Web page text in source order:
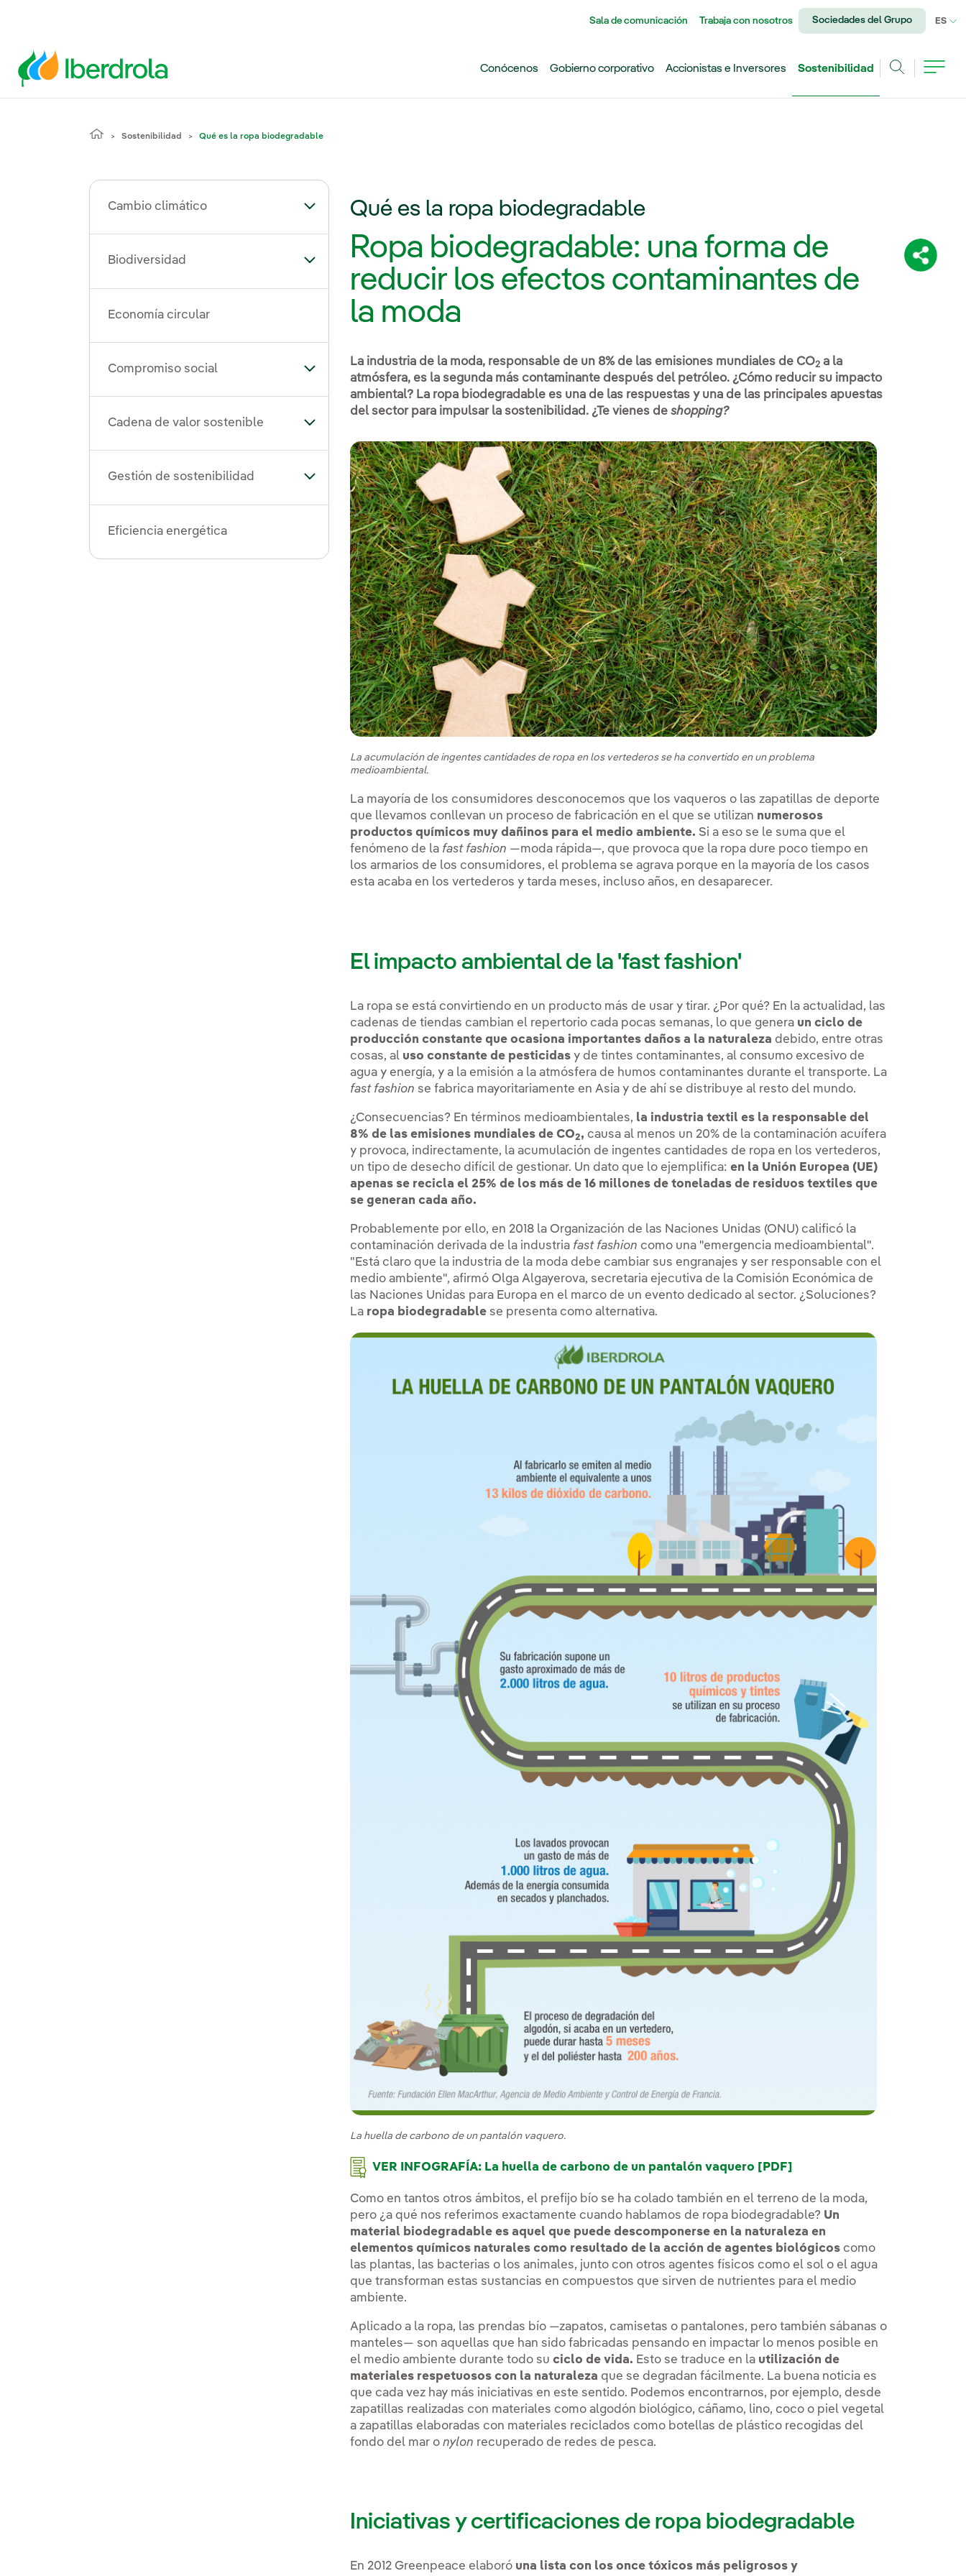
Sala de comunicación Trabaja con nosotros Sociedades del Grupo ES
Conócenos Gobierno corporativo Accionistas e Inversores
Sostenibilidad
Sostenibilidad Qué es la ropa biodegradable
Cambio climático Alternar el submenú para Cambio climático
Biodiversidad Alternar el submenú para Biodiversidad
Economía circular
Compromiso social Alternar el submenú para Compromiso social
Cadena de valor sostenible Alternar el submenú para Cadena de valor sostenible
Gestión de sostenibilidad Alternar el submenú para Gestión de sostenibilidad
Eficiencia energética
Qué es la ropa biodegradable
Ropa biodegradable: una forma de
reducir los efectos contaminantes de
la moda
La industria de la moda, responsable de un 8% de las emisiones mundiales de CO2 a la
atmósfera, es la segunda más contaminante después del petróleo. ¿Cómo reducir su impacto
ambiental? La ropa biodegradable es una de las respuestas y una de las principales apuestas
del sector para impulsar la sostenibilidad. ¿Te vienes deshopping?
La acumulación de ingentes cantidades de ropa en los vertederos se ha convertido en un problema
medioambiental.
La mayoría de los consumidores desconocemos que los vaqueros o las zapatillas de deporte
que llevamos conllevan un proceso de fabricación en el que se utilizan numerosos
productos químicos muy dañinos para el medio ambiente. Si a eso se le suma que el
fenómeno de la fast fashion —moda rápida—, que provoca que la ropa dure poco tiempo en
los armarios de los consumidores, el problema se agrava porque en la mayoría de los casos
esta acaba en los vertederos y tarda meses, incluso años, en desaparecer.
El impacto ambiental de la 'fast fashion'
La ropa se está convirtiendo en un producto más de usar y tirar. ¿Por qué? En la actualidad, las
cadenas de tiendas cambian el repertorio cada pocas semanas, lo que genera un ciclo de
producción constante que ocasiona importantes daños a la naturaleza debido, entre otras
cosas, al uso constante de pesticidas y de tintes contaminantes, al consumo excesivo de
agua y energía, y a la emisión a la atmósfera de humos contaminantes durante el transporte. La
fast fashion se fabrica mayoritariamente en Asia y de ahí se distribuye al resto del mundo.
¿Consecuencias? En términos medioambientales, la industria textil es la responsable del
8% de las emisiones mundiales de CO2, causa al menos un 20% de la contaminación acuífera
y provoca, indirectamente, la acumulación de ingentes cantidades de ropa en los vertederos,
un tipo de desecho difícil de gestionar. Un dato que lo ejemplifica:en la Unión Europea (UE)
apenas se recicla el 25% de los más de 16 millones de toneladas de residuos textiles que
se generan cada año.
Probablemente por ello, en 2018 la Organización de las Naciones Unidas (ONU) calificó la
contaminación derivada de la industria fast fashion como una "emergencia medioambiental".
"Está claro que la industria de la moda debe cambiar sus engranajes y ser responsable con el
medio ambiente", afirmó Olga Algayerova, secretaria ejecutiva de la Comisión Económica de
las Naciones Unidas para Europa en el marco de un evento dedicado al sector. ¿Soluciones?
La ropa biodegradable se presenta como alternativa.
La huella de carbono de un pantalón vaquero.
VER INFOGRAFÍA: La huella de carbono de un pantalón vaquero [PDF]
Como en tantos otros ámbitos, el prefijo bío se ha colado también en el terreno de la moda,
pero ¿a qué nos referimos exactamente cuando hablamos de ropa biodegradable? Un
material biodegradable es aquel que puede descomponerse en la naturaleza en
elementos químicos naturales como resultado de la acción de agentes biológicos como
las plantas, las bacterias o los animales, junto con otros agentes físicos como el sol o el agua
que transforman estas sustancias en compuestos que sirven de nutrientes para el medio
ambiente.
Aplicado a la ropa, las prendas bío —zapatos, camisetas o pantalones, pero también sábanas o
manteles— son aquellas que han sido fabricadas pensando en impactar lo menos posible en
el medio ambiente durante todo suciclo de vida. Esto se traduce en la utilización de
materiales respetuosos con la naturaleza que se degradan fácilmente. La buena noticia es
que cada vez hay más iniciativas en este sentido. Podemos encontrarnos, por ejemplo, desde
zapatillas realizadas con materiales como algodón biológico, cáñamo, lino, coco o piel vegetal
a zapatillas elaboradas con materiales reciclados como botellas de plástico recogidas del
fondo del mar onylon recuperado de redes de pesca.
Iniciativas y certificaciones de ropa biodegradable
En 2012 Greenpeace elaboró una lista con los once tóxicos más peligrosos y